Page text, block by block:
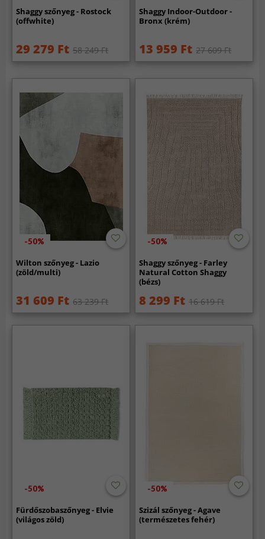
Shaggy szőnyeg - Rostock
(offwhite)
29 279 Ft 58 249 Ft
Shaggy Indoor-Outdoor -
Bronx (krém)
13 959 Ft 27 609 Ft
-50%
Wilton szőnyeg - Lazio
(zöld/multi)
31 609 Ft 63 239 Ft
-50%
Shaggy szőnyeg - Farley
Natural Cotton Shaggy
(bézs)
8 299 Ft 16 619 Ft
-50%
Fürdőszobaszőnyeg - Elvie
(világos zöld)
-50%
Szizál szőnyeg - Agave
(természetes fehér)